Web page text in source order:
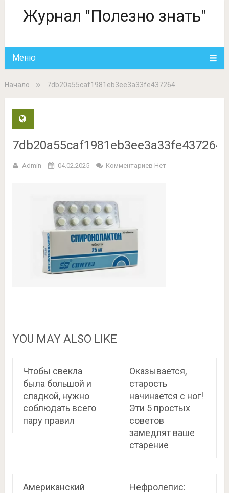
Журнал "Полезно знать"
Меню
Начало 7db20a55caf1981eb3ee3a33fe437264
7db20a55caf1981eb3ee3a33fe437264
Admin 04.02.2025 Комментариев Нет
YOU MAY ALSO LIKE
Чтобы свекла
была большой и
сладкой, нужно
соблюдать всего
пару правил
Оказывается,
старость
начинается с ног!
Эти 5 простых
советов
замедлят ваше
старение
Американский
Нефролепис: